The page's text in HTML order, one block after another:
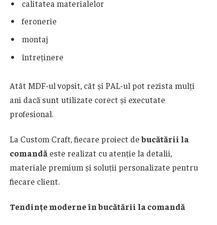
calitatea materialelor
feronerie
montaj
întreținere
Atât MDF-ul vopsit, cât și PAL-ul pot rezista mulți
ani dacă sunt utilizate corect și executate
profesional.
La Custom Craft, fiecare proiect debucătării la
comandă este realizat cu atenție la detalii,
materiale premium și soluții personalizate pentru
fiecare client.
Tendințe moderne în bucătării la comandă